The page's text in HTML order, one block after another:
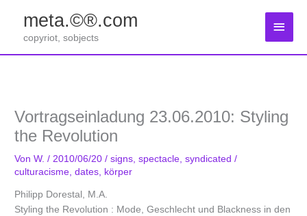
springen
meta.©®.com
copyriot, sobjects
Vortragseinladung 23.06.2010: Styling
the Revolution
VonW./ 2010/06/20/signs ,spectacle ,syndicated /
culturacisme ,dates körper
Philipp Dorestal, M.A.
Styling the Revolution : Mode, Geschlecht und Blackness in den